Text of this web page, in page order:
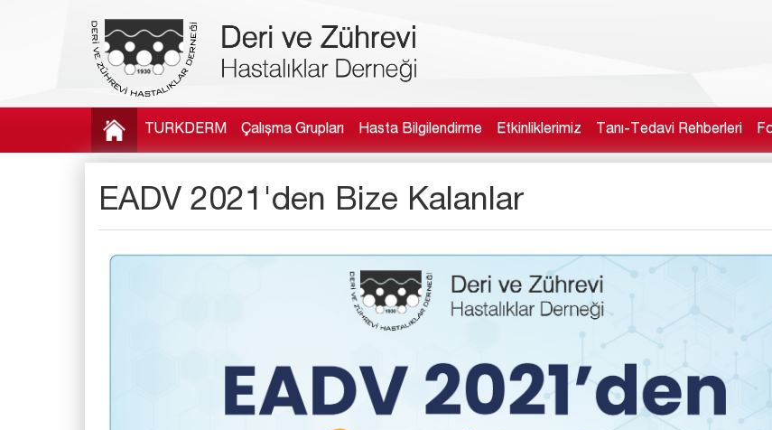
TURKDERM Çalışma Grupları Hasta Bilgilendirme Etkinliklerimiz Tanı-Tedavi Rehberleri
EADV 2021'den Bize Kalanlar